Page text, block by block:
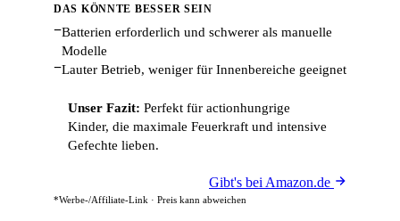
DAS KÖNNTE BESSER SEIN
−Batterien erforderlich und schwerer als manuelle
Modelle
−Lauter Betrieb, weniger für Innenbereiche geeignet
Unser Fazit: Perfekt für actionhungrige
Kinder, die maximale Feuerkraft und intensive
Gefechte lieben.
Gibt's bei Amazon.de
*Werbe-/Affiliate-Link · Preis kann abweichen